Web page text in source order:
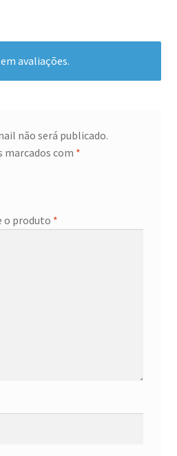
avaliações.
não será publicado.
com *
o produto *